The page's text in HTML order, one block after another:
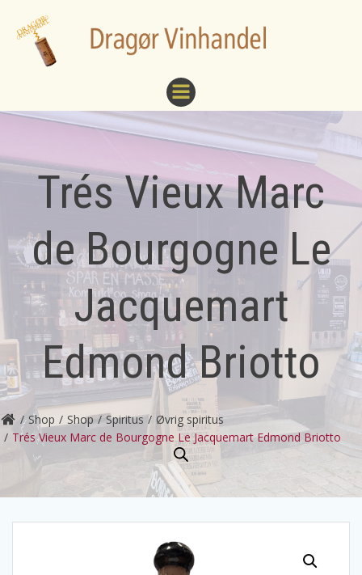
indhold
Trés Vieux Marc
de Bourgogne Le
Jacquemart
Edmond Briotto
Shop Shop Spiritus
Øvrig spiritus
Trés Vieux Marc de Bourgogne Le Jacquemart Edmond Briotto